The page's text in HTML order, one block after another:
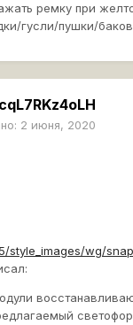
ремку при
гусли/пушки/
2 июня, 2020
style_images/wg/